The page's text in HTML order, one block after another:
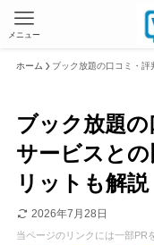
メニュー
ホーム ブック放題の口コミ・評
ブック放題
サービスと
リットも解説
2026年7月28日
当ページのリンクには一部PR